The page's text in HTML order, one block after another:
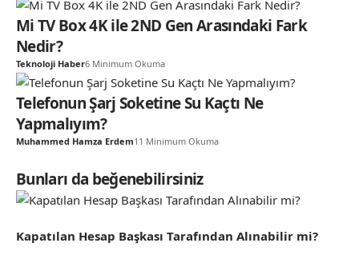
Mi TV Box 4K ile 2ND Gen Arasındaki Fark
Nedir?
Teknoloji Haber6 Minimum Okuma
Telefonun Şarj Soketine Su Kaçtı Ne
Yapmalıyım?
Muhammed Hamza Erdem11 Minimum Okuma
Bunları da beğenebilirsiniz
Kapatılan Hesap Başkası Tarafından Alınabilir mi?